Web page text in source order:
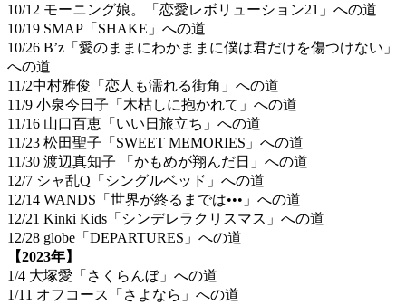
10/12 モーニング娘。「恋愛レボリューション21」への道
10/19 SMAP「SHAKE」への道
10/26 B’z「愛のままにわかままに僕は君だけを傷つけない」
への道
11/2中村雅俊「恋人も濡れる街角」への道
11/9 小泉今日子「木枯しに抱かれて」への道
11/16 山口百恵「いい日旅立ち」への道
11/23 松田聖子「SWEET MEMORIES」への道
11/30 渡辺真知子 「かもめが翔んだ日」への道
12/7 シャ乱Q「シングルベッド」への道
12/14 WANDS「世界が終るまでは•••」への道
12/21 Kinki Kids「シンデレラクリスマス」への道
12/28 globe「DEPARTURES」への道
【2023年】
1/4 大塚愛「さくらんぼ」への道
1/11 オフコース「さよなら」への道